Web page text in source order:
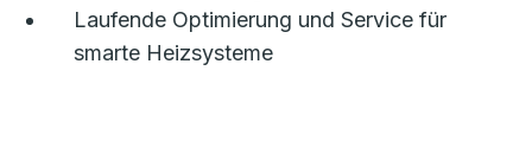
Laufende Optimierung und Service für
smarte Heizsysteme